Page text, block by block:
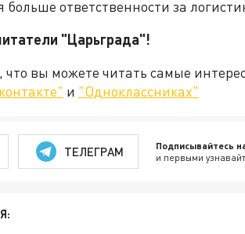
больше ответственности за
"Царьграда"!
вы можете читать самые
и "Одноклассниках"
ТЕЛЕГРАМ Подписывайтесь
и первыми